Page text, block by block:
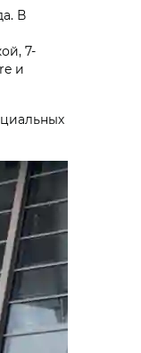
В
7-
и